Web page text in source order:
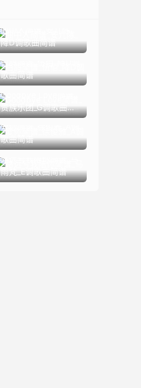
曲中人简谱_安儿陈_
降D调歌曲简谱
白鸽简谱_伍佰_降D调
歌曲简谱
Goodbye Love简谱_
贵族乐团_G调歌曲简
谱
爱你简谱_徐俊雅_A调
歌曲简谱
路远兮我陪你简谱_马
雨梵_E调歌曲简谱